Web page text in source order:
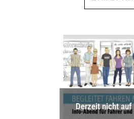
Derzeit nicht auf